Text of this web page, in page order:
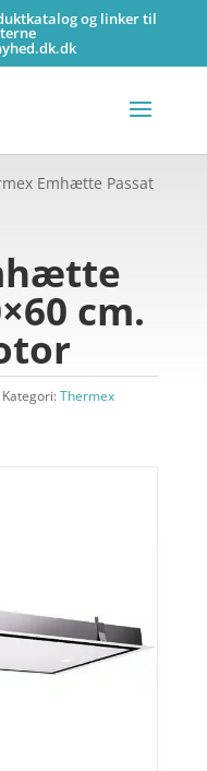
og linker til
Emhætte Passat
cm.
Kategori:Thermex